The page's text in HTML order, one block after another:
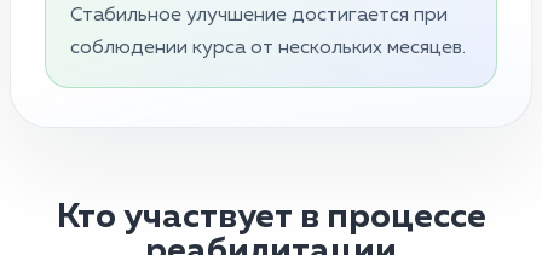
Стабильное улучшение достигается при
соблюдении курса от нескольких месяцев.
Кто участвует в процессе